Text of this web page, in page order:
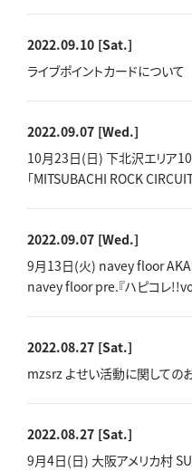
2022.09.10 [Sat.]
ライブポイントカードについて
2022.09.07 [Wed.]
10月23日(日) 下北沢エリア
「MITSUBACHI ROCK
2022.09.07 [Wed.]
9月13日(火) navey floor
navey floor pre.『ハピコレ
2022.08.27 [Sat.]
mzsrz よせい活動に関しての
2022.08.27 [Sat.]
9月4日(日) 大阪アメリカ村